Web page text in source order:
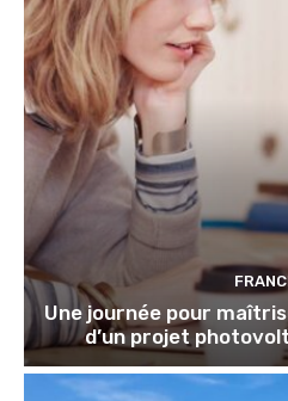
Une journée pour
d’un projet